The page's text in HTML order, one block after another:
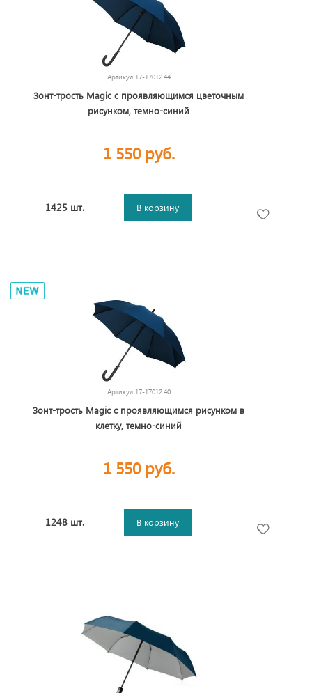
Артикул 17-17012.44
Зонт-трость Magic с проявляющимся цветочным
рисунком, темно-синий
1 550 руб.
1425 шт. В корзину
Артикул 17-17012.40
Зонт-трость Magic с проявляющимся рисунком в
клетку, темно-синий
1 550 руб.
1248 шт. В корзину